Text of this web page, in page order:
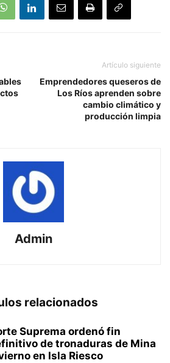
Artículo siguiente
Emprendedores queseros de
Los Ríos aprenden sobre
cambio climático y
producción limpia
Admin
relacionados
Suprema ordenó fin
de tronaduras de Mina
en Isla Riesco